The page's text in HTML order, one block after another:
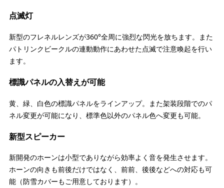
点滅灯
新型のフレネルレンズが360°全周に強烈な閃光を放ちます。また
パトリンクビークルの連動動作にあわせた点滅で注意喚起を行い
ます。
標識パネルの入替えが可能
黄、緑、白色の標識パネルをラインアップ。また架装段階でのパ
ネル変更が可能になり、標準色以外のパネル色へ変更も可能。
新型スピーカー
新開発のホーンは小型でありながら効率よく音を発生させます。
ホーンの向きも前後だけではなく、前前、後後などへの対応も可
能（防雪カバーもご用意しております）。